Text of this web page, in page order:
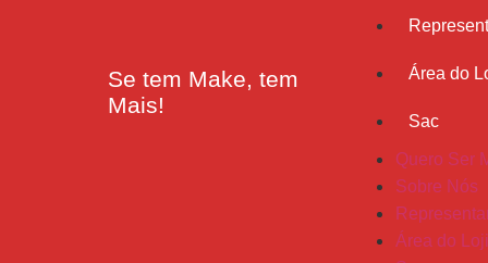
Se tem Make, tem
Mais!
Área do
Sac
Quero Ser
Sobre Nós
Área do